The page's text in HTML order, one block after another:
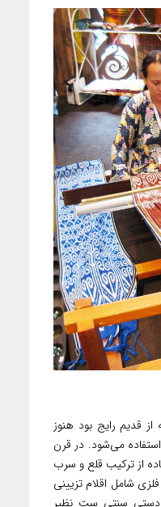
قدیم رایج بود هنوز
می‌شود. در قرن
از ترکیب قلع و سرب
شامل اقلام تزیینی
دستی سنتی ست نظیر